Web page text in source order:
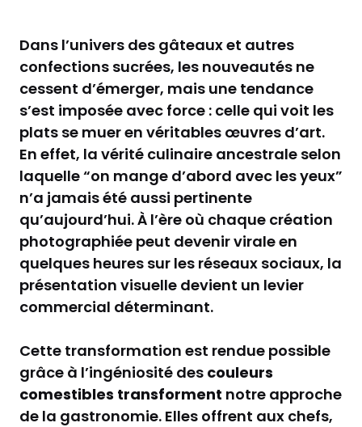
Dans l’univers des gâteaux et autres
confections sucrées, les nouveautés ne
cessent d’émerger, mais une tendance
s’est imposée avec force : celle qui voit les
plats se muer en véritables œuvres d’art.
En effet, la vérité culinaire ancestrale selon
laquelle “on mange d’abord avec les yeux”
n’a jamais été aussi pertinente
qu’aujourd’hui. À l’ère où chaque création
photographiée peut devenir virale en
quelques heures sur les réseaux sociaux, la
présentation visuelle devient un levier
commercial déterminant.
Cette transformation est rendue possible
grâce à l’ingéniosité des couleurs
comestibles transforment notre approche
de la gastronomie. Elles offrent aux chefs,